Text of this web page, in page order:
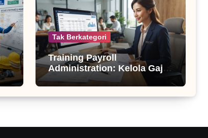
Tak Berkategori
Training Payroll
Administration: Kelola Gaji
Profesional